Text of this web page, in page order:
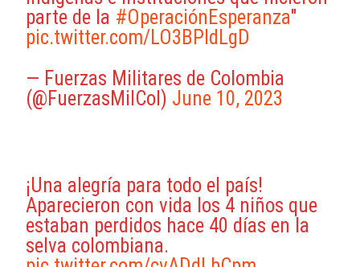
parte de la #OperaciónEsperanza"
pic.twitter.com/LO3BPldLgD
— Fuerzas Militares de Colombia
(@FuerzasMilCol) June 10, 2023
¡Una alegría para todo el país!
Aparecieron con vida los 4 niños que
estaban perdidos hace 40 días en la
selva colombiana.